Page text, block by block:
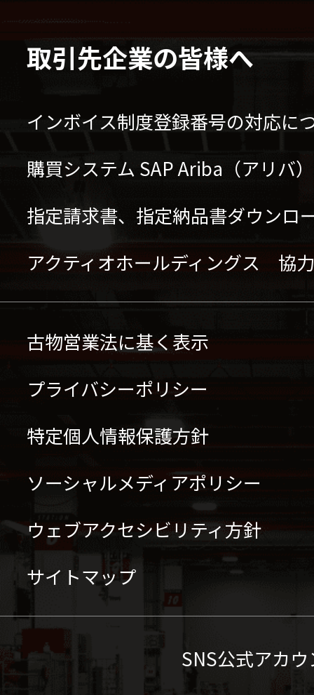
取引先企業の皆様へ
インボイス制度登録番号の対応に
購買システム SAP Ariba（アリバ
指定請求書、指定納品書ダウンロ
アクティオホールディングス 協
古物営業法に基く表示
プライバシーポリシー
特定個人情報保護方針
ソーシャルメディアポリシー
ウェブアクセシビリティ方針
サイトマップ
SNS公式アカ